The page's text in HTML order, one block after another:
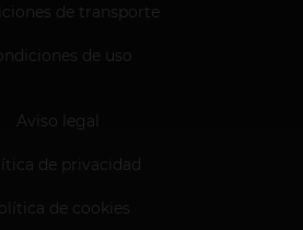
de transporte
de uso
Aviso legal
de privacidad
de cookies